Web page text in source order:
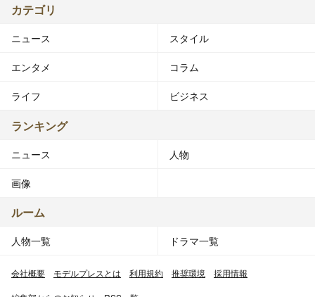
カテゴリ
ニュース スタイル
エンタメ コラム
ライフ ビジネス
ランキング
ニュース 人物
画像
ルーム
人物一覧 ドラマ一覧
会社概要 モデルプレスとは 利用規約 推奨環境 採用情報